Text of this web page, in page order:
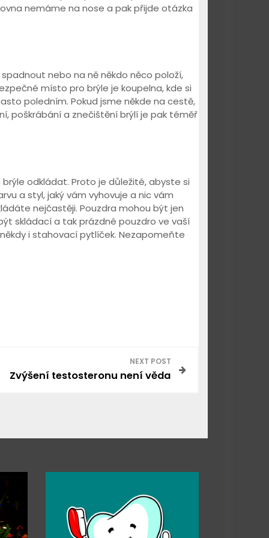
nemáme na nose a pak přijde otázka
nebo na ně někdo něco položí,
místo pro brýle je koupelna, kde si
poledním. Pokud jsme někde na cestě,
poškrábání a znečištění brýlí je pak téměř
odkládat. Proto je důležité, abyste si
a styl, jaký vám vyhovuje a nic vám
nejčastěji. Pouzdra mohou být jen
skládací a tak prázdné pouzdro ve vaší
i stahovací pytlíček. Nezapomeňte
NEXT POST
Zvýšení testosteronu není věda